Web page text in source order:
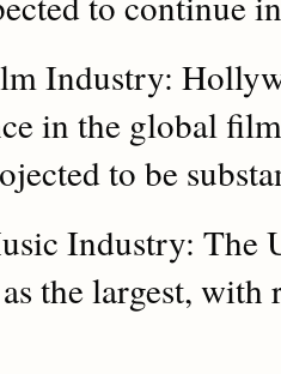
Industry:
in the global
to be
Industry: The
the largest, with